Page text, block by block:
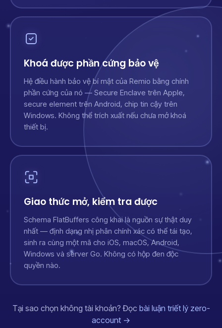
Khoá được phần cứng bảo vệ
Hệ điều hành bảo vệ bí mật của Remio bằng chính
phần cứng của nó — Secure Enclave trên Apple,
secure element trên Android, chip tin cậy trên
Windows. Không thể trích xuất nếu chưa mở khoá
thiết bị.
Giao thức mở, kiểm tra được
Schema FlatBuffers công khai là nguồn sự thật duy
nhất — định dạng nhị phân chính xác có thể tái tạo,
sinh ra cùng một mã cho iOS, macOS, Android,
Windows và server Go. Không có hộp đen độc
quyền nào.
Tại sao chọn không tài khoản? Đọc bài luận triết lý zero-
account →